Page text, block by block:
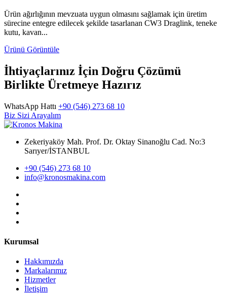
Ürün ağırlığının mevzuata uygun olmasını sağlamak için üretim
sürecine entegre edilecek şekilde tasarlanan CW3 Draglink, teneke
kutu, kavan...
Ürünü Görüntüle
İhtiyaçlarınız İçin Doğru Çözümü
Birlikte Üretmeye Hazırız
WhatsApp Hattı +90 (546) 273 68 10
Biz Sizi Arayalım
Zekeriyaköy Mah. Prof. Dr. Oktay Sinanoğlu Cad. No:3
Sarıyer/İSTANBUL
+90 (546) 273 68 10
info@kronosmakina.com
Kurumsal
Hakkımızda
Markalarımız
Hizmetler
İletişim